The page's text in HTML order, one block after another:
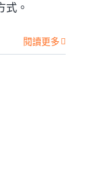
式。
閱讀更多